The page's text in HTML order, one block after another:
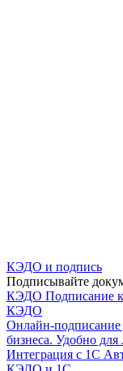
КЭДО и подпись
Подписывайте
КЭДО Подписание
КЭДО
Онлайн-
бизнеса. Удобно для
Интеграция с 1С